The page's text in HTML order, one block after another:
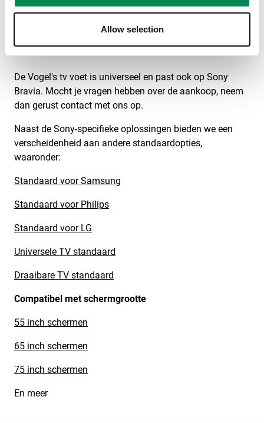
Allow selection
vloerstandaarden als tafelmodellen.
Sony Bravia voet kopen?
De Vogel's tv voet is universeel en past ook op Sony
Bravia. Mocht je vragen hebben over de aankoop, neem
dan gerust contact met ons op.
Naast de Sony-specifieke oplossingen bieden we een
verscheidenheid aan andere standaardopties,
waaronder:
Standaard voor Samsung
Standaard voor Philips
Standaard voor LG
Universele TV standaard
Draaibare TV standaard
Compatibel met schermgrootte
55 inch schermen
65 inch schermen
75 inch schermen
En meer